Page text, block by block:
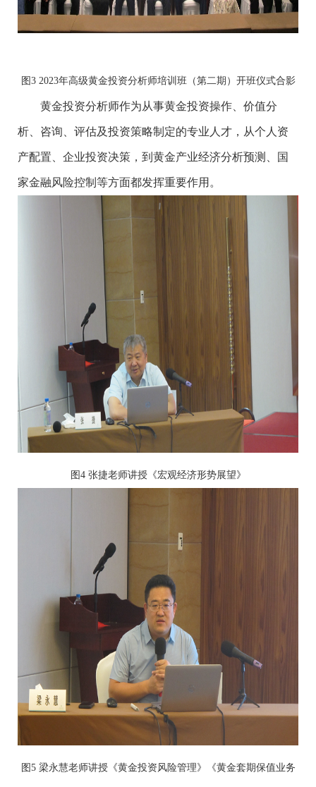
图3 2023年高级黄金投资分析师培训班（第二期）开班仪式合影
黄金投资分析师作为从事黄金投资操作、价值分
析、咨询、评估及投资策略制定的专业人才，从个人资
产配置、企业投资决策，到黄金产业经济分析预测、国
家金融风险控制等方面都发挥重要作用。
图4 张捷老师讲授《宏观经济形势展望》
图5 梁永慧老师讲授《黄金投资风险管理》《黄金套期保值业务